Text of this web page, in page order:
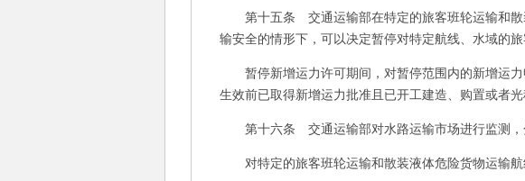
第十五条 交通运输部在特定的旅客班轮运输和散
输安全的情形下，可以决定暂停对特定航线、水域的
暂停新增运力许可期间，对暂停范围内的新增运力
生效前已取得新增运力批准且已开工建造、购置或者光
第十六条 交通运输部对水路运输市场进行监测，
对特定的旅客班轮运输和散装液体危险货物运输航